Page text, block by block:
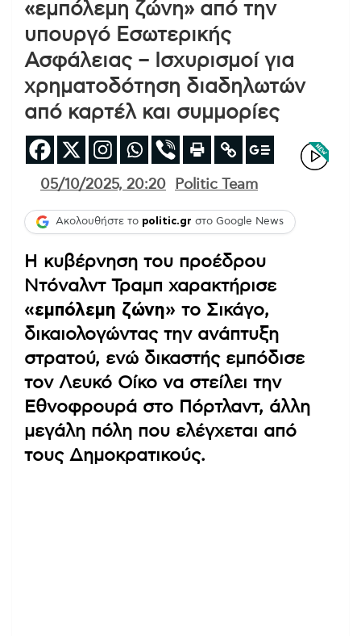
«εμπόλεμη ζώνη» από την
υπουργό Εσωτερικής
Ασφάλειας – Ισχυρισμοί για
χρηματοδότηση διαδηλωτών
από καρτέλ και συμμορίες
05/10/2025, 20:20 Politic Team
Ακολουθήστε το politic.gr στο Google News
Η κυβέρνηση του προέδρου
Ντόναλντ Τραμπ χαρακτήρισε
«εμπόλεμη ζώνη» το Σικάγο,
δικαιολογώντας την ανάπτυξη
στρατού, ενώ δικαστής εμπόδισε
τον Λευκό Οίκο να στείλει την
Εθνοφρουρά στο Πόρτλαντ, άλλη
μεγάλη πόλη που ελέγχεται από
τους Δημοκρατικούς.